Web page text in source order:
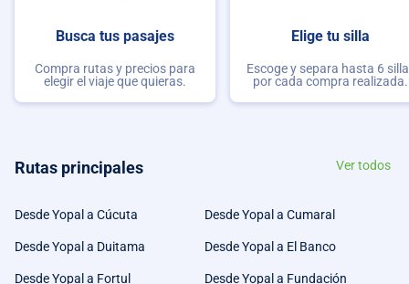
Busca tus pasajes
Compra rutas y precios para
elegir el viaje que quieras.
Elige tu silla
Escoge y separa hasta 6
por cada compra realizada.
Rutas principales Ver todos
Desde Yopal a Cúcuta Desde Yopal a Cumaral
Desde Yopal a Duitama Desde Yopal a El Banco
Desde Yopal a Fortul Desde Yopal a Fundación